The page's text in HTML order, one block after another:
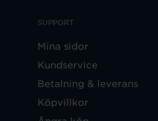
SUPPORT
Mina sidor
Kundservice
Betalning & leverans
Köpvillkor